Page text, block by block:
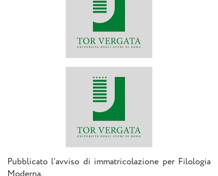
Pubblicato l’avviso di immatricolazione per Filologia